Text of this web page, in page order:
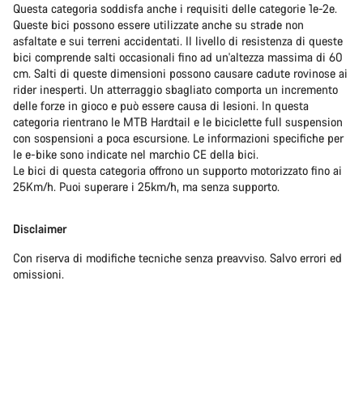
Questa categoria soddisfa anche i requisiti delle categorie 1e-2e.
Queste bici possono essere utilizzate anche su strade non
asfaltate e sui terreni accidentati. Il livello di resistenza di queste
bici comprende salti occasionali fino ad un'altezza massima di 60
cm. Salti di queste dimensioni possono causare cadute rovinose ai
rider inesperti. Un atterraggio sbagliato comporta un incremento
delle forze in gioco e può essere causa di lesioni. In questa
categoria rientrano le MTB Hardtail e le biciclette full suspension
con sospensioni a poca escursione. Le informazioni specifiche per
le e-bike sono indicate nel marchio CE della bici.
Le bici di questa categoria offrono un supporto motorizzato fino ai
25Km/h. Puoi superare i 25km/h, ma senza supporto.
Disclaimer
Con riserva di modifiche tecniche senza preavviso. Salvo errori ed
omissioni.